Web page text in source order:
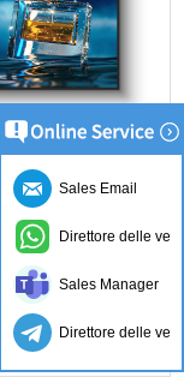
Sales Email
Direttore delle
Sales Manager
Direttore delle